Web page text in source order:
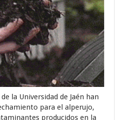
la Universidad de Jaén han
para el alperujo,
producidos en la